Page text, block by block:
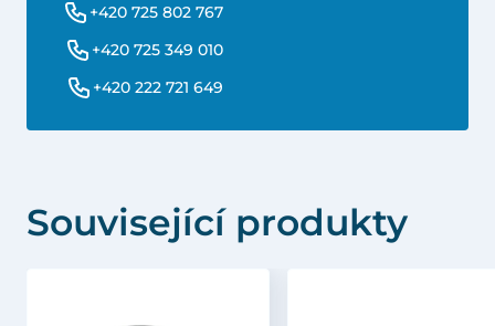
+420 725 802 767
+420 725 349 010
+420 222 721 649
Související produkty